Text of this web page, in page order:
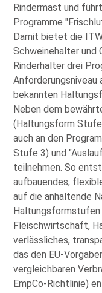
Rindermast und
Programme
Damit bietet die
Schweinehalter und
Rinderhalter drei
Anforderungsniveau
bekannten
Neben dem
(Haltungsform
auch an den
Stufe 3) und
teilnehmen. So
aufbauendes,
auf die anhaltende
Fleischwirtschaft,
verlässliches,
das den
vergleichbaren
EmpCo-Richtlinie)